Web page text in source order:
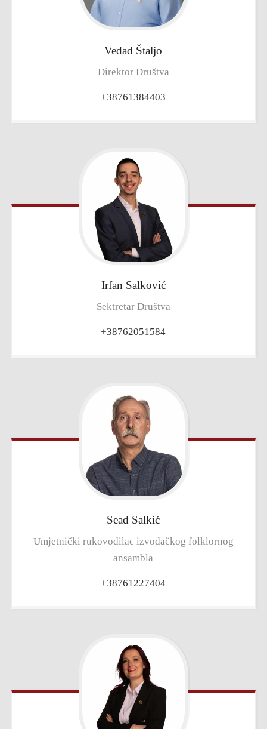
Vedad Štaljo
Direktor Društva
+38761384403
Irfan Salković
Sektretar Društva
+38762051584
Sead Salkić
Umjetnički rukovodilac izvođačkog folklornog
ansambla
+38761227404